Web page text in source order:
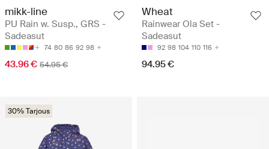
mikk-line
PU Rain w. Susp., GRS -
Sadeasut
74 80 86 92 98
43.96 € 54.95 €
Wheat
Rainwear Ola Set -
Sadeasut
92 98 104 110 116
94.95 €
30% Tarjous